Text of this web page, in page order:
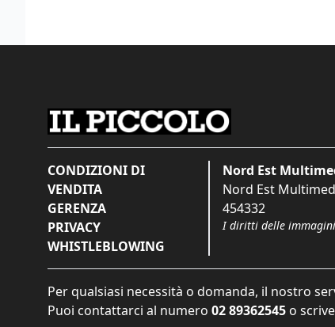
CONDIZIONI DI
VENDITA
GERENZA
PRIVACY
WHISTLEBLOWING
Nord Est
Nord Est
454332
I diritti delle immagini
Per qualsiasi necessità o domanda, il nostro
Puoi contattarci al numero 02 89362545 o